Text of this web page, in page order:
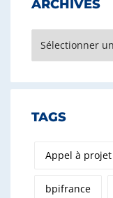
ARCHIVES
TAGS
Appel à projet
bpifrance